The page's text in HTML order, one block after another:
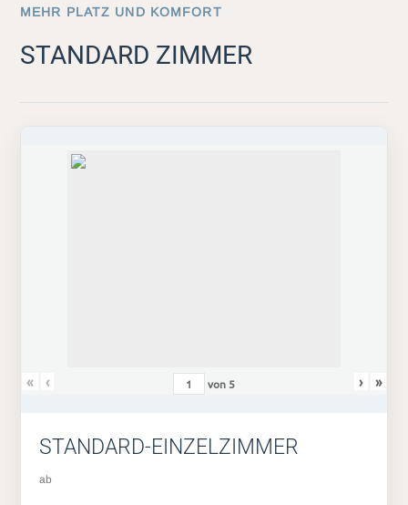
MEHR PLATZ UND KOMFORT
STANDARD ZIMMER
« ‹ von 5 › »
STANDARD-EINZELZIMMER
ab